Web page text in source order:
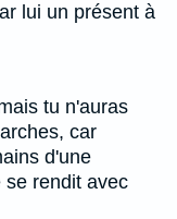
lui un présent à
tu n'auras
car
d'une
se rendit avec